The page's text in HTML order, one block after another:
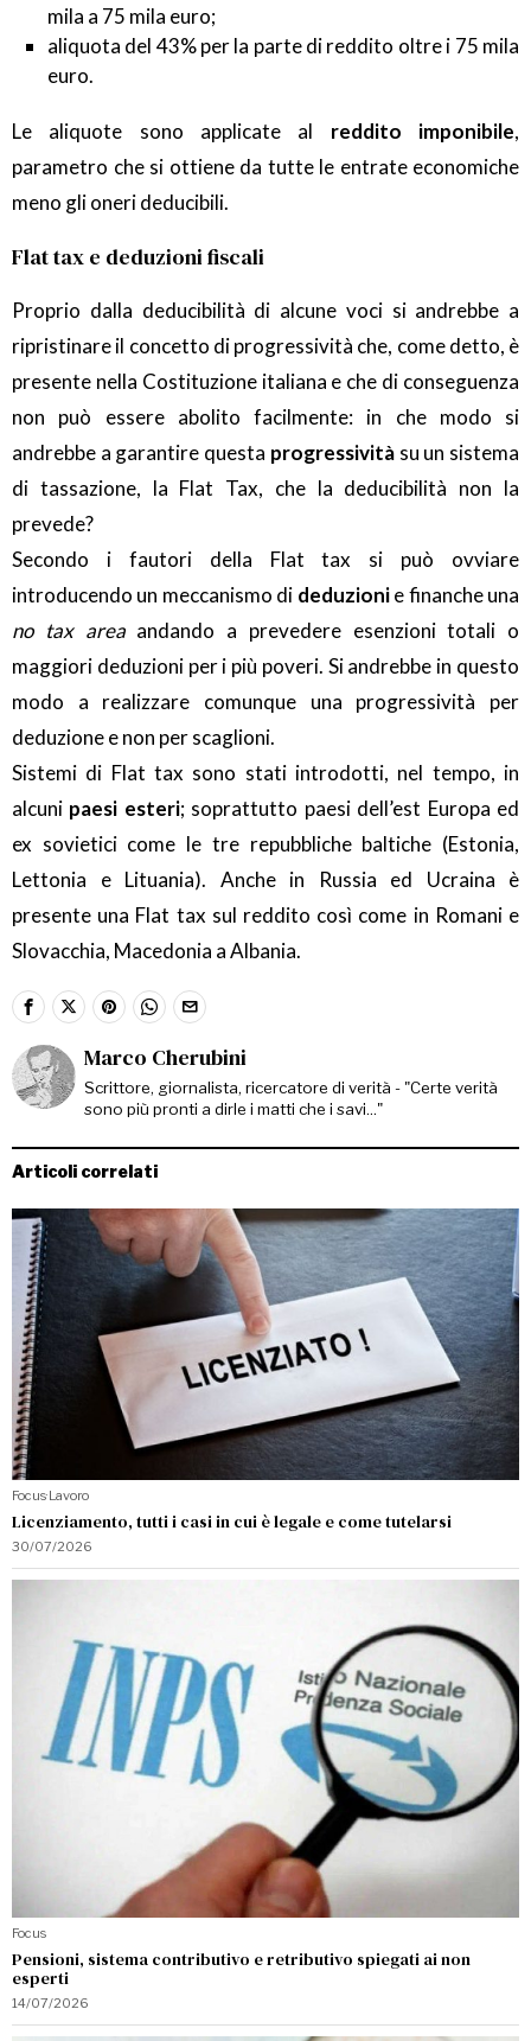
mila a 75 mila euro;
aliquota del 43% per la parte di reddito oltre i 75 mila
euro.
Le aliquote sono applicate al reddito imponibile,
parametro che si ottiene da tutte le entrate economiche
meno gli oneri deducibili.
Flat tax e deduzioni fiscali
Proprio dalla deducibilità di alcune voci si andrebbe a
ripristinare il concetto di progressività che, come detto, è
presente nella Costituzione italiana e che di conseguenza
non può essere abolito facilmente: in che modo si
andrebbe a garantire questa progressivitàsu un sistema
di tassazione, la Flat Tax, che la deducibilità non la
prevede?
Secondo i fautori della Flat tax si può ovviare
introducendo un meccanismo di deduzionie finanche una
no tax area andando a prevedere esenzioni totali o
maggiori deduzioni per i più poveri. Si andrebbe in questo
modo a realizzare comunque una progressività per
deduzione e non per scaglioni.
Sistemi di Flat tax sono stati introdotti, nel tempo, in
alcuni paesi esteri; soprattutto paesi dell’est Europa ed
ex sovietici come le tre repubbliche baltiche (Estonia,
Lettonia e Lituania). Anche in Russia ed Ucraina è
presente una Flat tax sul reddito così come in Romani e
Slovacchia, Macedonia a Albania.
Marco Cherubini
Scrittore, giornalista, ricercatore di verità - "Certe verità
sono più pronti a dirle i matti che i savi..."
Articoli correlati
Focus·Lavoro
Licenziamento, tutti i casi in cui è legale e come tutelarsi
30/07/2026
Focus
Pensioni, sistema contributivo e retributivo spiegati ai non
esperti
14/07/2026